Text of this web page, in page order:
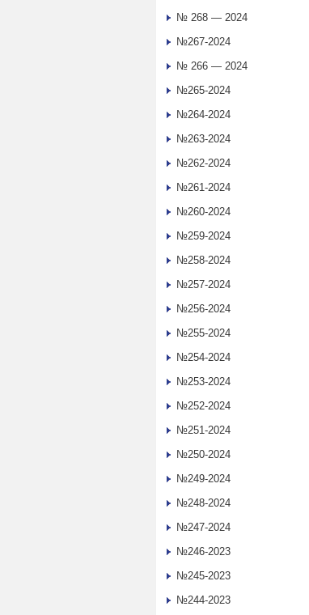
№ 268 — 2024
№267-2024
№ 266 — 2024
№265-2024
№264-2024
№263-2024
№262-2024
№261-2024
№260-2024
№259-2024
№258-2024
№257-2024
№256-2024
№255-2024
№254-2024
№253-2024
№252-2024
№251-2024
№250-2024
№249-2024
№248-2024
№247-2024
№246-2023
№245-2023
№244-2023